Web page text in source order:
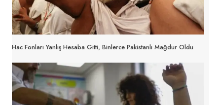
Hac Fonları Yanlış Hesaba Gitti, Binlerce Pakistanlı Mağdur Oldu